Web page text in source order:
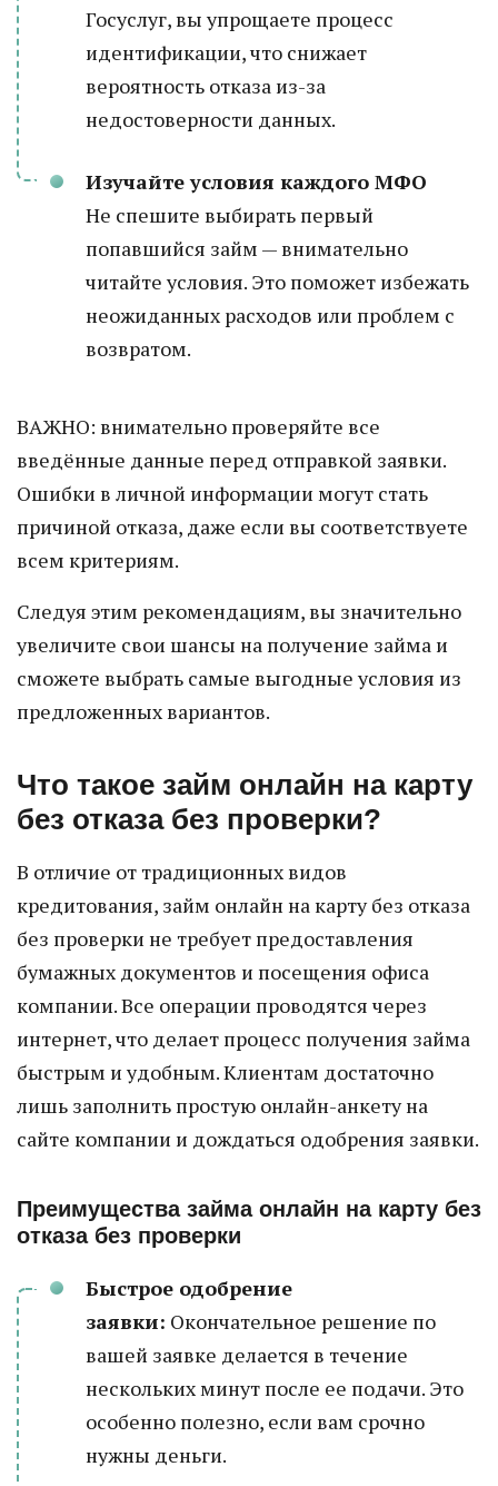
Госуслуг, вы упрощаете процесс
идентификации, что снижает
вероятность отказа из-за
недостоверности данных.
Изучайте условия каждого МФО
Не спешите выбирать первый
попавшийся займ — внимательно
читайте условия. Это поможет избежать
неожиданных расходов или проблем с
возвратом.
ВАЖНО: внимательно проверяйте все
введённые данные перед отправкой заявки.
Ошибки в личной информации могут стать
причиной отказа, даже если вы соответствуете
всем критериям.
Следуя этим рекомендациям, вы значительно
увеличите свои шансы на получение займа и
сможете выбрать самые выгодные условия из
предложенных вариантов.
Что такое займ онлайн на карту
без отказа без проверки?
В отличие от традиционных видов
кредитования, займ онлайн на карту без отказа
без проверки не требует предоставления
бумажных документов и посещения офиса
компании. Все операции проводятся через
интернет, что делает процесс получения займа
быстрым и удобным. Клиентам достаточно
лишь заполнить простую онлайн-анкету на
сайте компании и дождаться одобрения заявки.
Преимущества займа онлайн на карту без
отказа без проверки
Быстрое одобрение
заявки: Окончательное решение по
вашей заявке делается в течение
нескольких минут после ее подачи. Это
особенно полезно, если вам срочно
нужны деньги.